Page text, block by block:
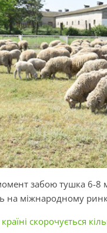
забою тушка 6-8
на міжнародному
скорочується